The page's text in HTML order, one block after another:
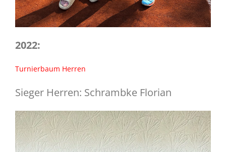
2022:
Turnierbaum Herren
Sieger Herren: Schrambke Florian